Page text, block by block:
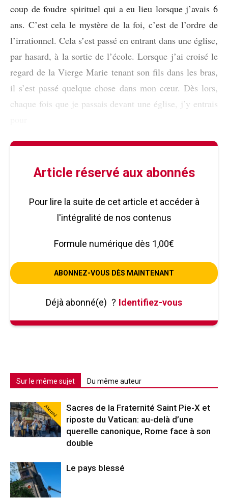
coup de foudre spirituel qui a eu lieu lorsque j’avais 6
ans. C’est cela le mystère de la foi, c’est de l’ordre de
l’irrationnel. Cela s’est passé en entrant dans une église,
par hasard, à la sortie de l’école. Lorsque j’ai croisé le
regard de la Vierge Marie tenant son fils dans les bras,
il s’est passé quelque chose dans mon cœur. Dès lors,
chaque fois que je passais devant une église, j’y entrais
Article réservé aux abonnés
Pour lire la suite de cet article et accéder à
l'intégralité de nos contenus
Formule numérique dès 1,00€
ABONNEZ-VOUS DÈS MAINTENANT
Déjà abonné(e) ? Identifiez-vous
Sur le même sujet Du même auteur
Abonné
Sacres de la Fraternité Saint Pie-X et
riposte du Vatican: au-delà d’une
querelle canonique, Rome face à son
double
Le pays blessé